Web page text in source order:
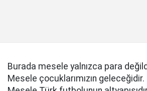
Burada mesele yalnızca para
Mesele çocuklarımızın geleceğidir.